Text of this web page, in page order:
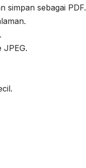
simpan sebagai PDF.
JPEG.